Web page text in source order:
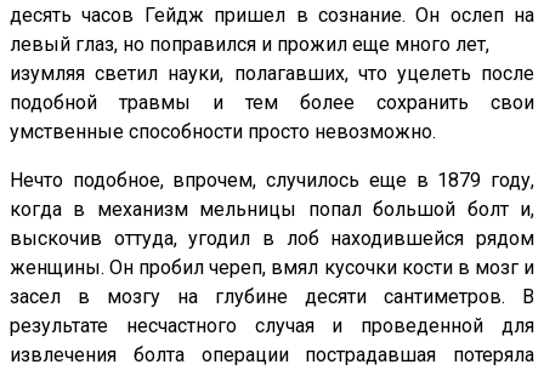
десять часов Гейдж пришел в сознание. Он ослеп на
левый глаз, но поправился и прожил еще много лет,
изумляя светил науки, полагавших, что уцелеть после
подобной травмы и тем более сохранить свои
умственные способности просто невозможно.
Нечто подобное, впрочем, случилось еще в 1879 году,
когда в механизм мельницы попал большой болт и,
выскочив оттуда, угодил в лоб находившейся рядом
женщины. Он пробил череп, вмял кусочки кости в мозг и
засел в мозгу на глубине десяти сантиметров. В
результате несчастного случая и проведенной для
извлечения болта операции пострадавшая потеряла